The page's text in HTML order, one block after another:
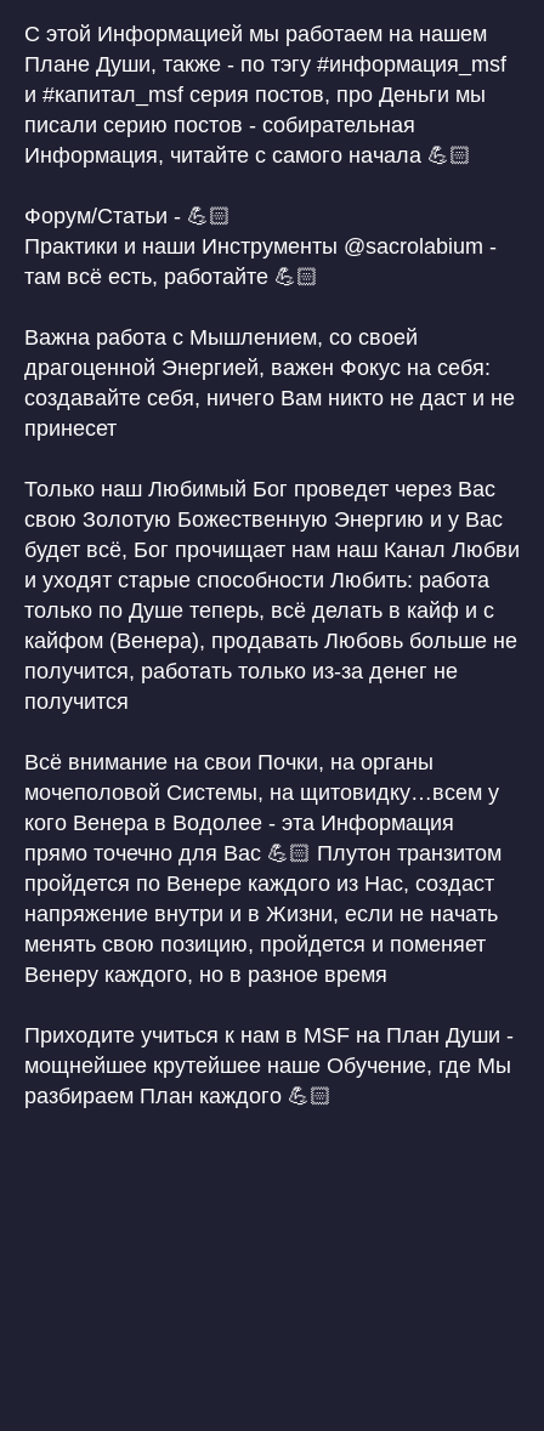
С этой Информацией мы работаем на нашем
Плане Души, также - по тэгу #информация_msf
и #капитал_msf серия постов, про Деньги мы
писали серию постов - собирательная
Информация, читайте с самого начала 💪🏻
Форум/Статьи - 💪🏻
Практики и наши Инструменты @sacrolabium -
там всё есть, работайте 💪🏻
Важна работа с Мышлением, со своей
драгоценной Энергией, важен Фокус на себя:
создавайте себя, ничего Вам никто не даст и не
принесет
Только наш Любимый Бог проведет через Вас
свою Золотую Божественную Энергию и у Вас
будет всё, Бог прочищает нам наш Канал Любви
и уходят старые способности Любить: работа
только по Душе теперь, всё делать в кайф и с
кайфом (Венера), продавать Любовь больше не
получится, работать только из-за денег не
получится
Всё внимание на свои Почки, на органы
мочеполовой Системы, на щитовидку…всем у
кого Венера в Водолее - эта Информация
прямо точечно для Вас 💪🏻 Плутон транзитом
пройдется по Венере каждого из Нас, создаст
напряжение внутри и в Жизни, если не начать
менять свою позицию, пройдется и поменяет
Венеру каждого, но в разное время
Приходите учиться к нам в MSF на План Души -
мощнейшее крутейшее наше Обучение, где Мы
разбираем План каждого 💪🏻
Договор публичной оферты
Политика конфиденциальности
О НАС
INSTAGRAM* MSF
Защита авторских прав
данныхи соглашаюсь с ответственностью
ОТПРАВИТЬ
Патент на Товарный Знак номер 1080007
Лицензия на осуществление
образовательной деятельности
Патент на Логотип номер 986658
Свидетельство на Товарный Знак
(знак обслуживания) номер 1095908
СТАТЬИ
*деятельность компании Meta
Platforms, Inc. (социальные сети
Instagram, Facebook) запрещена
в России